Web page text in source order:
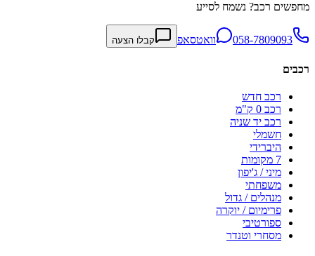
מחפשים רכב? נשמח לסייע
058-7809093 וואטסאפ קבלו הצעה
רכבים
רכב חדש
רכב 0 ק"מ
רכב יד שניה
חשמלי
היברידי
7 מקומות
מיני / ג'יפון
משפחתי
מנהלים / גדול
פרימיום / יוקרה
ספורטיבי
מסחרי וטנדר